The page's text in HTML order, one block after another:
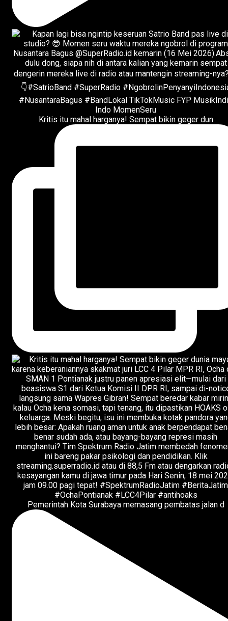
Kritis itu mahal harganya! Sempat bikin geger dun
Pemerintah Kota Surabaya memasang pembatas jalan d